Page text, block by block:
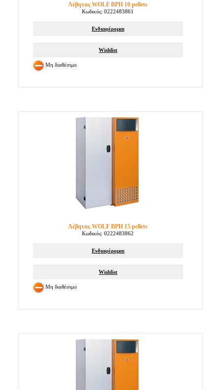
Λέβητας WOLF BPH 10 pellets
Κωδικός: 0222483861
Ενδιαφέρομαι
Wishlist
Μη διαθέσιμο
Λέβητας WOLF BPH 15 pellets
Κωδικός: 0222483862
Ενδιαφέρομαι
Wishlist
Μη διαθέσιμο